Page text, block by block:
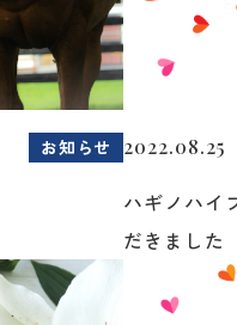
お知らせ 2022.08.25
ハギノハイ
だきました